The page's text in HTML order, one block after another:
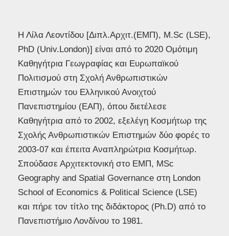
Η Λίλα Λεοντίδου [Διπλ.Αρχιτ.(EMΠ), M.Sc (LSE),
PhD (Univ.London)] είναι από το 2020 Ομότιμη
Καθηγήτρια Γεωγραφίας και Ευρωπαϊκού
Πολιτισμού στη Σχολή Ανθρωπιστικών
Επιστημών του Ελληνικού Ανοιχτού
Πανεπιστημίου (ΕΑΠ), όπου διετέλεσε
Καθηγήτρια από το 2002, εξελέγη Κοσμήτωρ της
Σχολής Ανθρωπιστικών Επιστημών δύο φορές το
2003-07 και έπειτα Αναπληρώτρια Κοσμήτωρ.
Σπούδασε Αρχιτεκτονική στο ΕΜΠ, MSc
Geography and Spatial Governance στη London
School of Economics & Political Science (LSE)
και πήρε τον τίτλο της διδάκτορος (Ph.D) από το
Πανεπιστήμιο Λονδίνου το 1981.